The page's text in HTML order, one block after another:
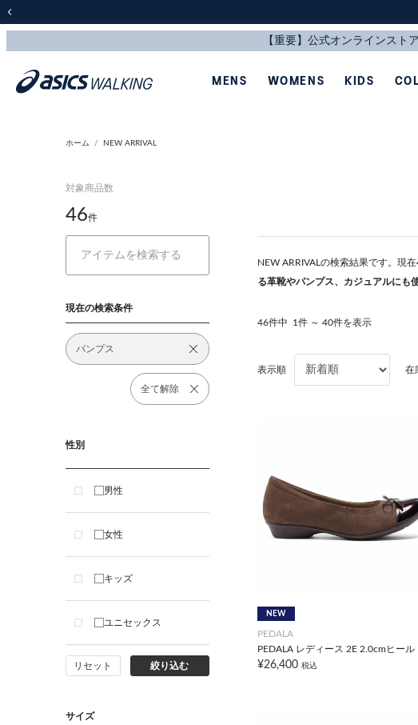
MENS WOMENS KIDS
ホーム NEW ARRIVAL
対象商品数
46件
現在の検索条件
パンプス
全て解除
性別
男性
女性
キッズ
ユニセックス
リセット 絞り込む
サイズ
NEW ARRIVALの検索結果です。現
る革靴やパンプス、カジュアルにも
46件中 1件 ～ 40件を表示
表示順 在
NEW
PEDALA
PEDALA レディース 2E 2.0cmヒール
¥26,400 税込